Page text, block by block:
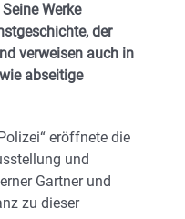
Werke
der
verweisen auch in
abseitige
eröffnete die
und
Gartner und
zu dieser